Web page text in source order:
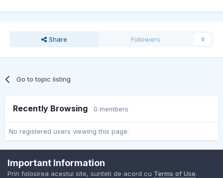
Share Followers 0
Go to topic listing
Recently Browsing 0 members
No registered users viewing this page.
Contact Us
Important Information
Prin folosirea acestui site, sunteti de acord cu Terms of Use.